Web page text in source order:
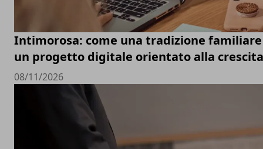
Intimorosa: come una tradizione
un progetto digitale orientato alla
08/11/2026